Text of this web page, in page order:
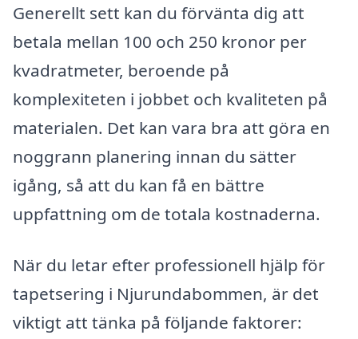
Generellt sett kan du förvänta dig att
betala mellan 100 och 250 kronor per
kvadratmeter, beroende på
komplexiteten i jobbet och kvaliteten på
materialen. Det kan vara bra att göra en
noggrann planering innan du sätter
igång, så att du kan få en bättre
uppfattning om de totala kostnaderna.
När du letar efter professionell hjälp för
tapetsering i Njurundabommen, är det
viktigt att tänka på följande faktorer: